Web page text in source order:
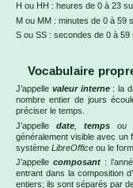
H ou HH : heures de 0 à 23
M ou MM : minutes de 0 à 59
S ou SS : secondes de 0 à
Vocabulaire
J’appelle valeur interne : la
nombre entier de jours
préciser le temps.
J’appelle date temps ou
généralement visible avec un
système LibreOffice ou le
J’appellecomposant :
entrant dans la composition
entiers; ils sont séparés par